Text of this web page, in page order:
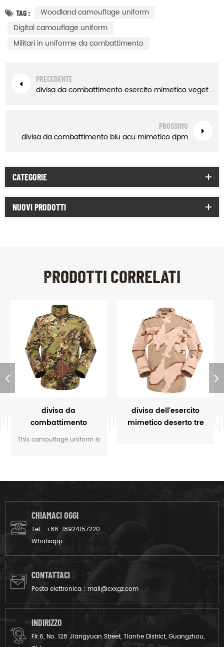
TAG :
Woodland camouflage uniform
Digital camouflage uniform
Militari in uniforme da combattimento
PRECEDENTE
divisa da combattimento esercito mimetico vegetato italiano
PROSSIMO
divisa da combattimento blu acu mimetico dpm
CATEGORIE
NUOVI PRODOTTI
PRODOTTI CORRELATI
divisa da
combattimento
esercito mimetico
vegetato italiano
This camouflage uniform is
divisa dell'esercito
mimetico deserto tre
CHIAMACI OGGI
Tel : +86-18924157220
Whatsapp :
CONTATTACI
Posta elettronica : mail@cxxgz.com
INDIRIZZO
Flr.6, No. 128 Jiangyuan Street, Tianhe District, Guangzhou,